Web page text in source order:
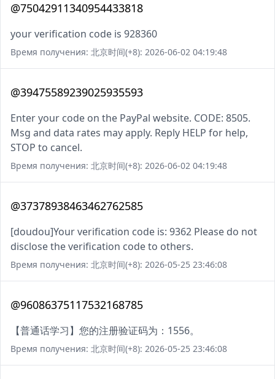
@75042911340954433818
your verification code is 928360
Время получения: 北京时间(+8): 2026-06-02 04:19:48
@39475589239025935593
Enter your code on the PayPal website. CODE: 8505.
Msg and data rates may apply. Reply HELP for help,
STOP to cancel.
Время получения: 北京时间(+8): 2026-06-02 04:19:48
@37378938463462762585
[doudou]Your verification code is: 9362 Please do not
disclose the verification code to others.
Время получения: 北京时间(+8): 2026-05-25 23:46:08
@96086375117532168785
【普通话学习】您的注册验证码为：1556。
Время получения: 北京时间(+8): 2026-05-25 23:46:08